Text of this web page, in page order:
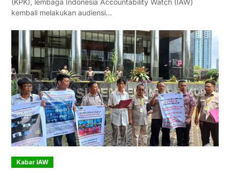
kembali melakukan audiensi…
Kabar IAW